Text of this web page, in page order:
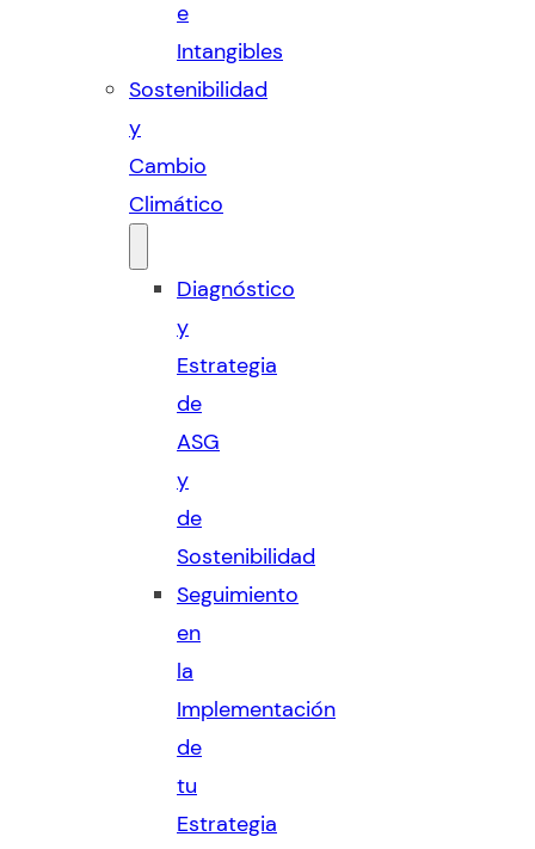
e
Intangibles
Sostenibilidad
y
Cambio
Climático
Diagnóstico
y
Estrategia
de
ASG
y
de
Sostenibilidad
Seguimiento
en
la
Implementación
de
tu
Estrategia